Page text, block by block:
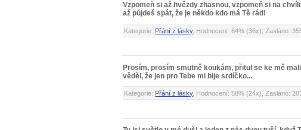
Vzpomeň si až hvězdy zhasnou, vzpomeň si na
až půjdeš spát, že je někdo kdo má Tě rád!
Kategorie: Přání z lásky, Hodnocení: 64% (36x), Zasláno:
Prosím, prosím smutně koukám, přitul se ke mě
věděl, že jen pro Tebe mi bije srdíčko...
Kategorie: Přání z lásky, Hodnocení: 58% (24x), Zasláno: